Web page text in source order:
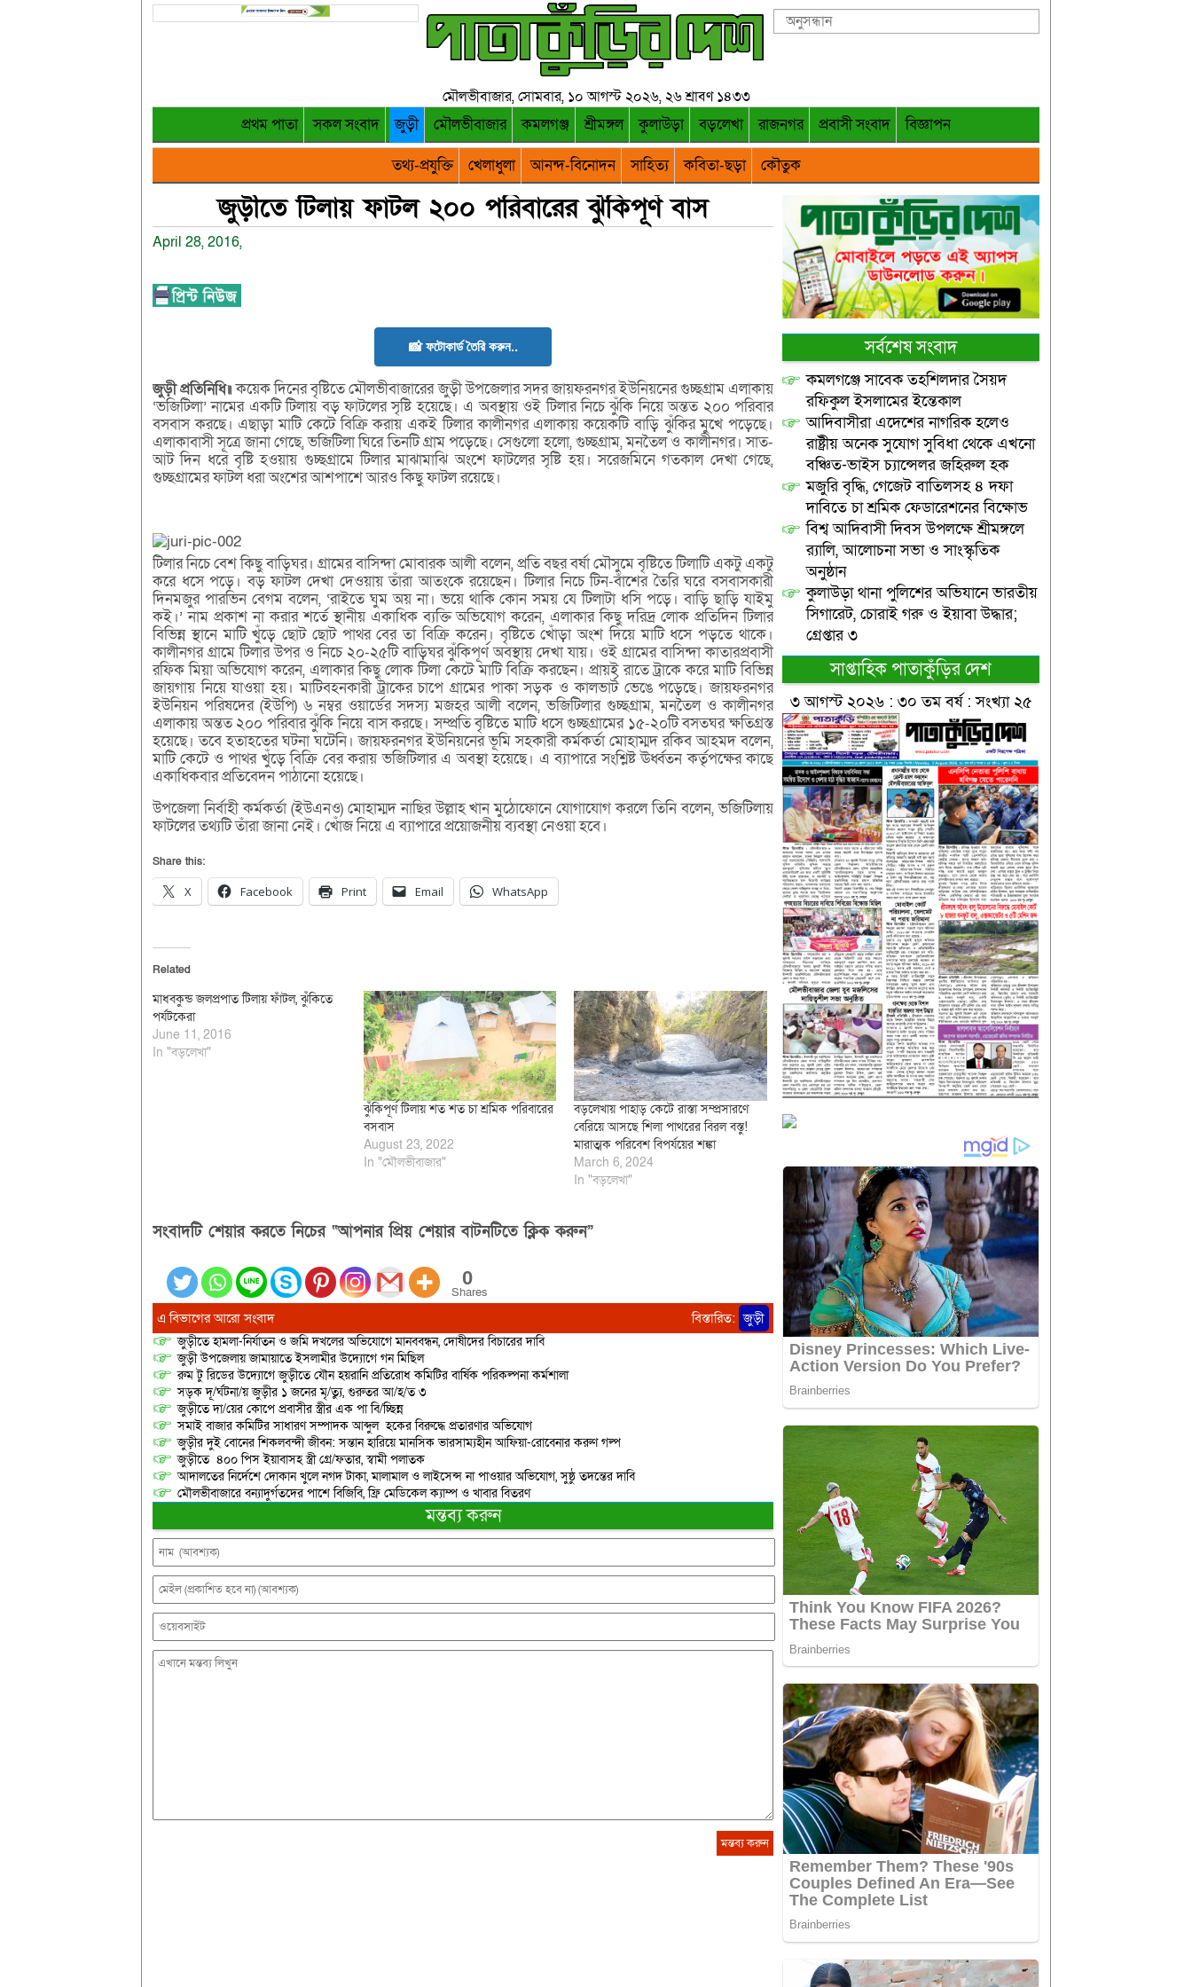
মৌলভীবাজার, সোমবার, ১০ আগস্ট ২০২৬, ২৬ শ্রাবণ ১৪৩৩
প্রথম পাতা সকল সংবাদ জুড়ী মৌলভীবাজার কমলগঞ্জ শ্রীমঙ্গল কুলাউড়া বড়লেখা রাজনগর প্রবাসী সংবাদ
বিজ্ঞাপন
তথ্য-প্রযুক্তি
খেলাধুলা আনন্দ-বিনোদন সাহিত্য কবিতা-ছড়া কৌতুক
জুড়ীতে টিলায় ফাটল ২০০ পরিবারের ঝুঁকিপূর্ণ বাস
April 28, 2016,
📸 ফটোকার্ড তৈরি করুন..
জুড়ীপ্রতিনিধি॥কয়েক দিনের বৃষ্টিতে মৌলভীবাজারের জুড়ী উপজেলার সদর জায়ফরনগর ইউনিয়নের গুচ্ছগ্রাম এলাকায়
‘ভজিটিলা’ নামের একটি টিলায় বড় ফাটলের সৃষ্টি হয়েছে। এ অবস্থায় ওই টিলার নিচে ঝুঁকি নিয়ে অন্তত ২০০ পরিবার
বসবাস করছে। এছাড়া মাটি কেটে বিক্রি করায় একই টিলার কালীনগর এলাকায় কয়েকটি বাড়ি ঝুঁকির মুখে পড়েছে।
এলাকাবাসী সূত্রে জানা গেছে, ভজিটিলা ঘিরে তিনটি গ্রাম পড়েছে। সেগুলো হলো, গুচ্ছগ্রাম, মনতৈল ও কালীনগর। সাত-
আট দিন ধরে বৃষ্টি হওয়ায় গুচ্ছগ্রামে টিলার মাঝামাঝি অংশে ফাটলের সৃষ্টি হয়। সরেজমিনে গতকাল দেখা গেছে,
গুচ্ছগ্রামের ফাটল ধরা অংশের আশপাশে আরও কিছু ফাটল রয়েছে।
টিলার নিচে বেশ কিছু বাড়িঘর। গ্রামের বাসিন্দা মোবারক আলী বলেন, প্রতি বছর বর্ষা মৌসুমে বৃষ্টিতে টিলাটি একটু একটু
করে ধসে পড়ে। বড় ফাটল দেখা দেওয়ায় তাঁরা আতংকে রয়েছেন। টিলার নিচে টিন-বাঁশের তৈরি ঘরে বসবাসকারী
দিনমজুর পারভিন বেগম বলেন, ‘রাইতে ঘুম অয় না। ভয়ে থাকি কোন সময় যে টিলাটা ধসি পড়ে। বাড়ি ছাড়ি যাইমু
কই।’ নাম প্রকাশ না করার শর্তে স্থানীয় একাধিক ব্যক্তি অভিযোগ করেন, এলাকার কিছু দরিদ্র লোক প্রতিদিন টিলার
বিভিন্ন স্থানে মাটি খুঁড়ে ছোট ছোট পাথর বের তা বিক্রি করেন। বৃষ্টিতে খোঁড়া অংশ দিয়ে মাটি ধসে পড়তে থাকে।
কালীনগর গ্রামে টিলার উপর ও নিচে ২০-২৫টি বাড়িঘর ঝুঁকিপূর্ণ অবস্থায় দেখা যায়। ওই গ্রামের বাসিন্দা কাতারপ্রবাসী
রফিক মিয়া অভিযোগ করেন, এলাকার কিছু লোক টিলা কেটে মাটি বিক্রি করছেন। প্রায়ই রাতে ট্রাকে করে মাটি বিভিন্ন
জায়গায় নিয়ে যাওয়া হয়। মাটিবহনকারী ট্রাকের চাপে গ্রামের পাকা সড়ক ও কালভার্ট ভেঙে পড়েছে। জায়ফরনগর
ইউনিয়ন পরিষদের (ইউপি) ৬ নম্বর ওয়ার্ডের সদস্য মজহর আলী বলেন, ভজিটিলার গুচ্ছগ্রাম, মনতৈল ও কালীনগর
এলাকায় অন্তত ২০০ পরিবার ঝুঁকি নিয়ে বাস করছে। সম্প্রতি বৃষ্টিতে মাটি ধসে গুচ্ছগ্রামের ১৫-২০টি বসতঘর ক্ষতিগ্রস্ত
হয়েছে। তবে হতাহতের ঘটনা ঘটেনি। জায়ফরনগর ইউনিয়নের ভূমি সহকারী কর্মকর্তা মোহাম্মদ রকিব আহমদ বলেন,
মাটি কেটে ও পাথর খুঁড়ে বিক্রি বের করায় ভজিটিলার এ অবস্থা হয়েছে। এ ব্যাপারে সংশ্লিষ্ট ঊর্ধ্বতন কর্তৃপক্ষের কাছে
একাধিকবার প্রতিবেদন পাঠানো হয়েছে।
উপজেলা নির্বাহী কর্মকর্তা (ইউএনও) মোহাম্মদ নাছির উল্লাহ খান মুঠোফোনে যোগাযোগ করলে তিনি বলেন, ভজিটিলায়
ফাটলের তথ্যটি তাঁরা জানা নেই। খোঁজ নিয়ে এ ব্যাপারে প্রয়োজনীয় ব্যবস্থা নেওয়া হবে।
Share this:
X Facebook Print Email WhatsApp
Related
মাধবকুন্ড জলপ্রপাত টিলায় ফাঁটল, ঝুঁকিতে
পর্যটকেরা
June 11, 2016
In "বড়লেখা"
ঝুঁকিপূর্ণ টিলায় শত শত চা শ্রমিক পরিবারের
বসবাস
August 23, 2022
In "মৌলভীবাজার"
বড়লেখায় পাহাড় কেটে রাস্তা সম্প্রসারণে
বেরিয়ে আসছে শিলা পাথরের বিরল বস্তু!
মারাত্মক পরিবেশ বিপর্যয়ের শঙ্কা
March 6, 2024
In "বড়লেখা"
সংবাদটি শেয়ার করতে নিচের “আপনার প্রিয় শেয়ার বাটনটিতে ক্লিক করুন”
0
Shares
এ বিভাগের আরো সংবাদ বিস্তারিত: জুড়ী
জুড়ীতে হামলা-নির্যাতন ও জমি দখলের অভিযোগে মানববন্ধন, দোষীদের বিচারের দাবি
জুড়ী উপজেলায় জামায়াতে ইসলামীর উদ্যোগে গন মিছিল
রুম টু রিডের উদ্যোগে জুড়ীতে যৌন হয়রানি প্রতিরোধ কমিটির বার্ষিক পরিকল্পনা কর্মশালা
সড়ক দূ/র্ঘটনা/য় জুড়ীর ১ জনের মৃ/ত্যু, গুরুতর আ/হ/ত ৩
জুড়ীতে দা/য়ের কোপে প্রবাসীর স্ত্রীর এক পা বি/চ্ছিন্ন
সমাই বাজার কমিটির সাধারণ সম্পাদক আব্দুল হকের বিরুদ্ধে প্রতারণার অভিযোগ
জুড়ীর দুই বোনের শিকলবন্দী জীবন: সন্তান হারিয়ে মানসিক ভারসাম্যহীন আফিয়া-রোবেনার করুণ গল্প
জুড়ীতে ৪০০ পিস ইয়াবাসহ স্ত্রী গ্রে/ফতার, স্বামী পলাতক
আদালতের নির্দেশে দোকান খুলে নগদ টাকা, মালামাল ও লাইসেন্স না পাওয়ার অভিযোগ, সুষ্ঠু তদন্তের দাবি
মৌলভীবাজারে বন্যাদুর্গতদের পাশে বিজিবি, ফ্রি মেডিকেল ক্যাম্প ও খাবার বিতরণ
মন্তব্য করুন
সর্বশেষ সংবাদ
কমলগঞ্জে সাবেক তহশিলদার সৈয়দ
রফিকুল ইসলামের ইন্তেকাল
আদিবাসীরা এদেশের নাগরিক হলেও
রাষ্ট্রীয় অনেক সুযোগ সুবিধা থেকে এখনো
বঞ্চিত-ভাইস চ্যান্সেলর জহিরুল হক
মজুরি বৃদ্ধি, গেজেট বাতিলসহ ৪ দফা
দাবিতে চা শ্রমিক ফেডারেশনের বিক্ষোভ
বিশ্ব আদিবাসী দিবস উপলক্ষে শ্রীমঙ্গলে
র‌্যালি, আলোচনা সভা ও সাংস্কৃতিক
অনুষ্ঠান
কুলাউড়া থানা পুলিশের অভিযানে ভারতীয়
সিগারেট, চোরাই গরু ও ইয়াবা উদ্ধার;
গ্রেপ্তার ৩
সাপ্তাহিক পাতাকুঁড়ির দেশ
৩ আগস্ট ২০২৬ : ৩০ তম বর্ষ : সংখ্যা ২৫